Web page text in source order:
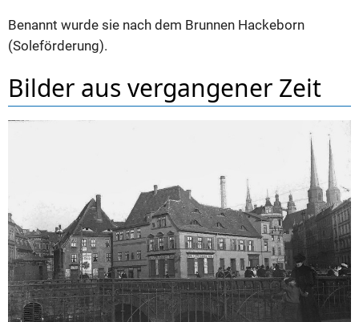
Benannt wurde sie nach dem Brunnen Hackeborn
(Soleförderung).
Bilder aus vergangener Zeit